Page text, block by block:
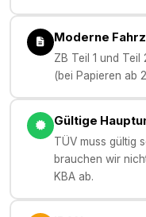
Moderne
ZB Teil 1 und
(bei Papieren ab
Gültige
TÜV muss gültig
brauchen wir
KBA ab.